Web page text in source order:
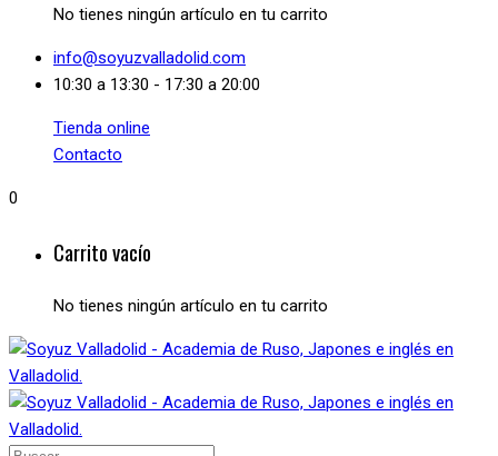
No tienes ningún artículo en tu carrito
info@soyuzvalladolid.com
10:30 a 13:30 - 17:30 a 20:00
Tienda online
Contacto
0
Carrito vacío
No tienes ningún artículo en tu carrito